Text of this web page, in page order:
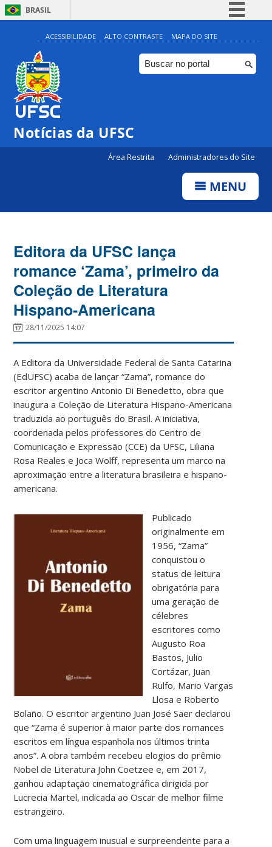
BRASIL
Simplifique!
Comunica BR
Participe
ACESSIBILIDADE ALTO CONTRASTE MAPA DO SITE
Notícias da UFSC
Área Restrita Administradores do Site
MENU
Editora da UFSC lança
romance ‘Zama’, primeiro da
Coleção de Literatura
Hispano-Americana
28/11/2025 14:07
A Editora da Universidade Federal de Santa Catarina
(EdUFSC) acaba de lançar “Zama”, romance do
escritor argentino Antonio Di Benedetto, obra que
inaugura a Coleção de Literatura Hispano-Americana
traduzida ao português do Brasil. A iniciativa,
coordenada pelos professores do Centro de
Comunicação e Expressão (CCE) da UFSC, Liliana
Rosa Reales e Joca Wolff, representa um marco na
aproximação entre a literatura brasileira e hispano-
americana.
Publicado
originalmente em
1956, “Zama”
conquistou o
status de leitura
obrigatória para
uma geração de
célebres
escritores como
Augusto Roa
Bastos, Julio
Cortázar, Juan
Rulfo, Mario Vargas
Llosa e Roberto
Bolaño. O escritor argentino Juan José Saer declarou
que “Zama é superior à maior parte dos romances
escritos em língua espanhola nos últimos trinta
anos”. A obra também recebeu elogios do prêmio
Nobel de Literatura John Coetzee e, em 2017,
ganhou adaptação cinematográfica dirigida por
Lucrecia Martel, indicada ao Oscar de melhor filme
estrangeiro.
Com uma linguagem inusual e surpreendente para a